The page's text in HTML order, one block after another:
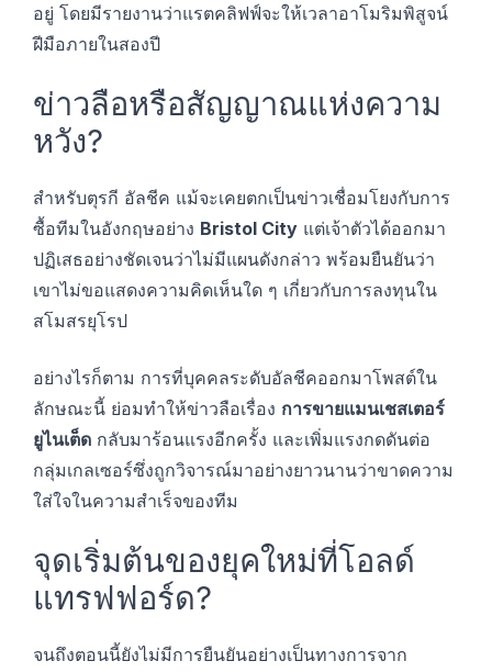
อยู่ โดยมีรายงานว่าแรตคลิฟฟ์จะให้เวลาอาโมริมพิสูจน์
ฝีมือภายในสองปี
ข่าวลือหรือสัญญาณแห่งความ
หวัง?
สำหรับตุรกี อัลชีค แม้จะเคยตกเป็นข่าวเชื่อมโยงกับการ
ซื้อทีมในอังกฤษอย่าง Bristol City แต่เจ้าตัวได้ออกมา
ปฏิเสธอย่างชัดเจนว่าไม่มีแผนดังกล่าว พร้อมยืนยันว่า
เขาไม่ขอแสดงความคิดเห็นใด ๆ เกี่ยวกับการลงทุนใน
สโมสรยุโรป
อย่างไรก็ตาม การที่บุคคลระดับอัลชีคออกมาโพสต์ใน
ลักษณะนี้ ย่อมทำให้ข่าวลือเรื่อง การขายแมนเชสเตอร์
ยูไนเต็ด กลับมาร้อนแรงอีกครั้ง และเพิ่มแรงกดดันต่อ
กลุ่มเกลเซอร์ซึ่งถูกวิจารณ์มาอย่างยาวนานว่าขาดความ
ใส่ใจในความสำเร็จของทีม
จุดเริ่มต้นของยุคใหม่ที่โอลด์
แทรฟฟอร์ด?
จนถึงตอนนี้ยังไม่มีการยืนยันอย่างเป็นทางการจาก